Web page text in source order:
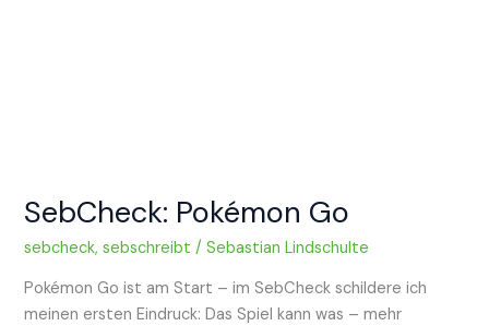
SebCheck: Pokémon Go
sebcheck,sebschreibt /Sebastian Lindschulte
Pokémon Go ist am Start – im SebCheck schildere ich
meinen ersten Eindruck: Das Spiel kann was – mehr